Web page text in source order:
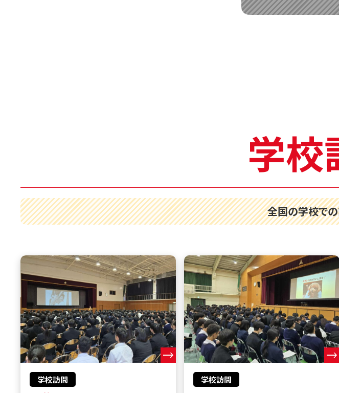
学校
全国の学校で
学校訪問 学校訪問